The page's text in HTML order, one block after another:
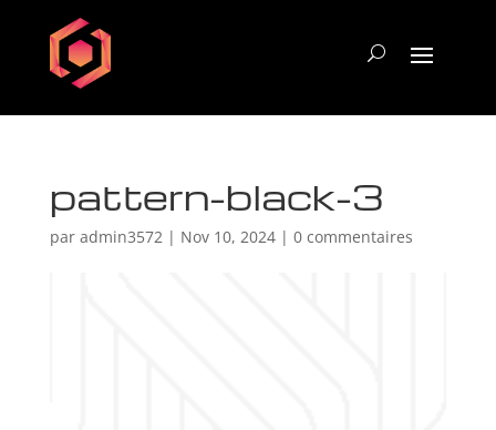
pattern-black-3
par admin3572| Nov 10, 2024| 0 commentaires